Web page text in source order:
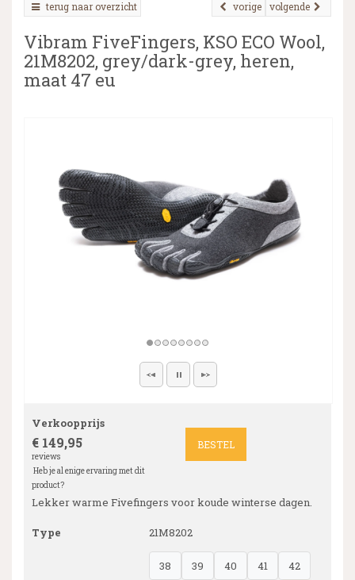
terug naar overzicht volgende
vorige
Vibram FiveFingers, KSO ECO Wool,
21M8202, grey/dark-grey, heren,
maat 47 eu
Verkoopprijs
€ 149,95
reviews
Heb je al enige ervaring met dit
product?
BESTEL
Lekker warme Fivefingers voor koude winterse dagen.
Type 21M8202
38 39 40 41
42